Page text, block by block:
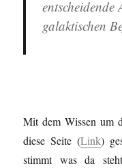
entscheidende
galaktischen
Mit dem Wissen um
diese Seite (Link)
stimmt was da